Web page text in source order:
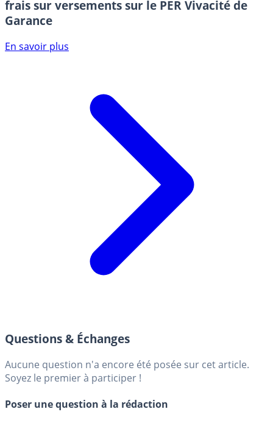
frais sur versements sur le PER Vivacité de
Garance
En savoir plus
Questions & Échanges
Aucune question n'a encore été posée sur cet article.
Soyez le premier à participer !
Poser une question à la rédaction